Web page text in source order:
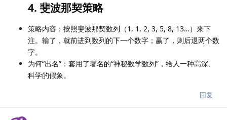
4. 斐波那契策略
策略内容：按照斐波那契数列（1, 1, 2, 3, 5, 8, 13…）来下
注。输了，就前进到数列的下一个数字；赢了，则后退两个数
字。
为何“出名”：套用了著名的“神秘数学数列”，给人一种高深、
科学的假象。
回复